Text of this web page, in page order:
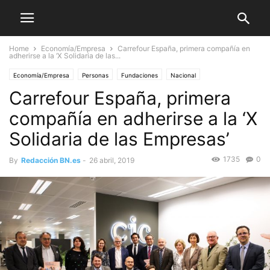
Home Economía/Empresa
Carrefour España, primera compañía en
adherirse a la ‘X Solidaria de las...
Economía/Empresa Personas Fundaciones Nacional
Carrefour España, primera
compañía en adherirse a la ‘X
Solidaria de las Empresas’
By Redacción BN.es - 26 abril, 2019 0
1735